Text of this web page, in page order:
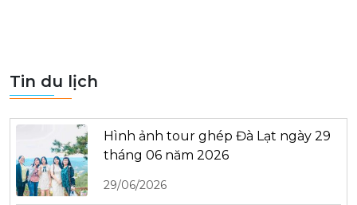
Tin du lịch
Hình ảnh tour ghép Đà Lạt ngày 29
tháng 06 năm 2026
29/06/2026